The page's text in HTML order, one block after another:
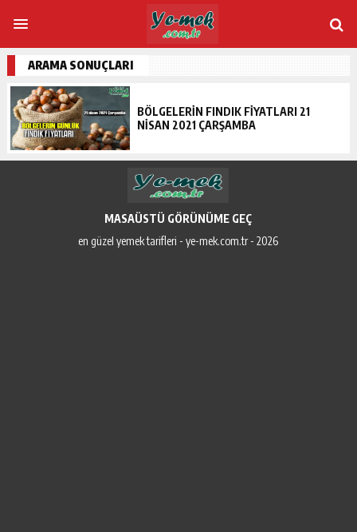
ARAMA SONUÇLARI
BÖLGELERIN FINDIK FIYATLARI 21
NISAN 2021 ÇARŞAMBA
MASAÜSTÜ GÖRÜNÜME GEÇ
en güzel yemek tarifleri - ye-mek.com.tr - 2026